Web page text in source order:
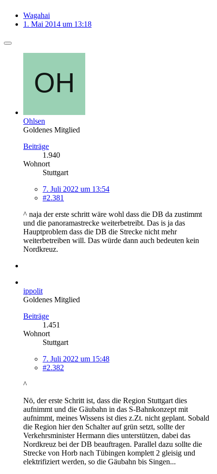
Wagahai
1. Mai 2014 um 13:18
Ohlsen
Goldenes Mitglied
Beiträge
1.940
Wohnort
Stuttgart
7. Juli 2022 um 13:54
#2.381
^ naja der erste schritt wäre wohl dass die DB da zustimmt
und die panoramastrecke weiterbetreibt. Das is ja das
Hauptproblem dass die DB die Strecke nicht mehr
weiterbetreiben will. Das würde dann auch bedeuten kein
Nordkreuz.
ippolit
Goldenes Mitglied
Beiträge
1.451
Wohnort
Stuttgart
7. Juli 2022 um 15:48
#2.382
^
Nö, der erste Schritt ist, dass die Region Stuttgart dies
aufnimmt und die Gäubahn in das S-Bahnkonzept mit
aufnimmt, meines Wissens ist dies z.Zt. nicht geplant. Sobald
die Region hier den Schalter auf grün setzt, sollte der
Verkehrsminister Hermann dies unterstützen, dabei das
Nordkreuz bei der DB beauftragen. Parallel dazu sollte die
Strecke von Horb nach Tübingen komplett 2 gleisig und
elektrifiziert werden, so die Gäubahn bis Singen...